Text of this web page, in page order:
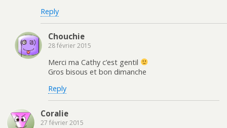
Reply
Chouchie
28 février 2015
Merci ma Cathy c’est gentil
Gros bisous et bon dimanche
Reply
Coralie
27 février 2015